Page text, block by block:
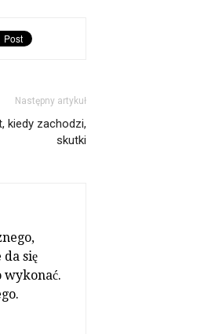
Następny artykuł
kiedy zachodzi,
skutki
da się
wykonać.